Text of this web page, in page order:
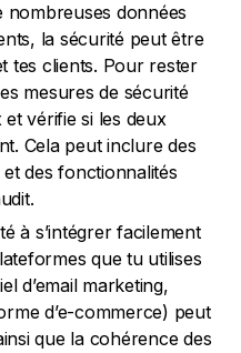
nombreuses données
la sécurité peut être
tes clients. Pour rester
mesures de sécurité
vérifie si les deux
Cela peut inclure des
des fonctionnalités
à s’intégrer facilement
que tu utilises
d’email marketing,
d’e-commerce) peut
que la cohérence des